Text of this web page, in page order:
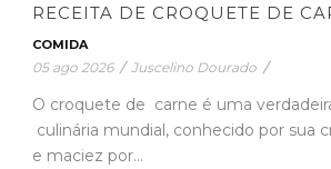
RECEITA DE CROQUETE DE
COMIDA
05 ago 2026 / Juscelino Dourado /
O croquete de carne é uma
culinária mundial, conhecido por sua
e maciez por...